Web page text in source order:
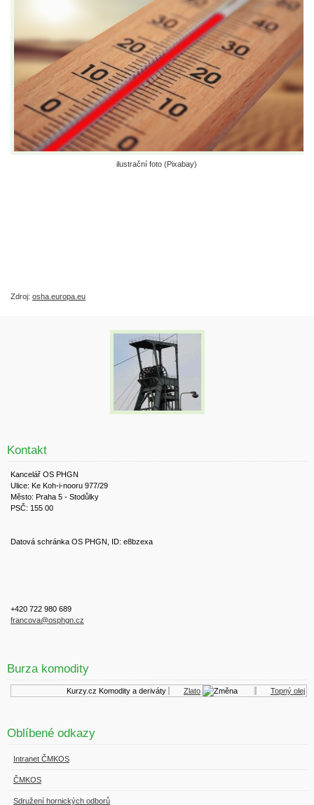
ilustrační foto (Pixabay)
Zdroj: osha.europa.eu
Kontakt
Kancelář OS PHGN
Ulice: Ke Koh-i-nooru 977/29
Město: Praha 5 - Stodůlky
PSČ: 155 00
Datová schránka OS PHGN, ID: e8bzexa
+420 722 980 689
francova@osphgn.cz
Burza komodity
Kurzy.cz Komodity a deriváty Zlato Topný olej
Oblíbené odkazy
Intranet ČMKOS
ČMKOS
Sdružení hornických odborů